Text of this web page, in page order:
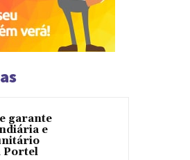
garante
e
Portel